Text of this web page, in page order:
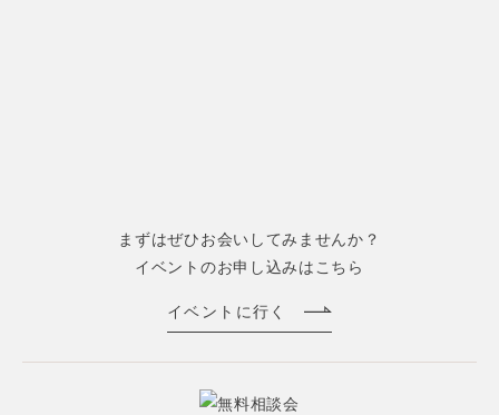
まずはぜひお会いしてみませんか？
イベントのお申し込みはこちら
イベントに行く